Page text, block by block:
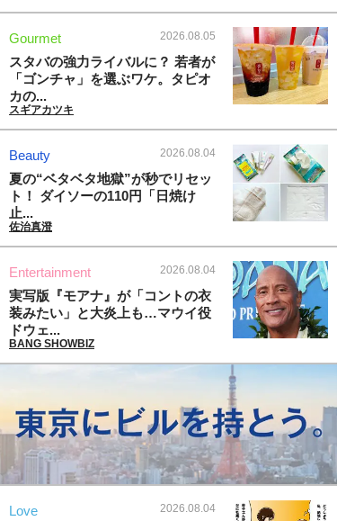
Gourmet 2026.08.05
スタバの強力ライバルに？ 若者が
「ゴンチャ」を選ぶワケ。タピオ
カの...
スギアカツキ
Beauty 2026.08.04
夏の“ベタベタ地獄”が秒でリセッ
ト！ ダイソーの110円「日焼け
止...
佐治真澄
Entertainment 2026.08.04
実写版『モアナ』が「コントの衣
装みたい」と大炎上も…マウイ役
ドウェ...
BANG SHOWBIZ
Love 2026.08.04